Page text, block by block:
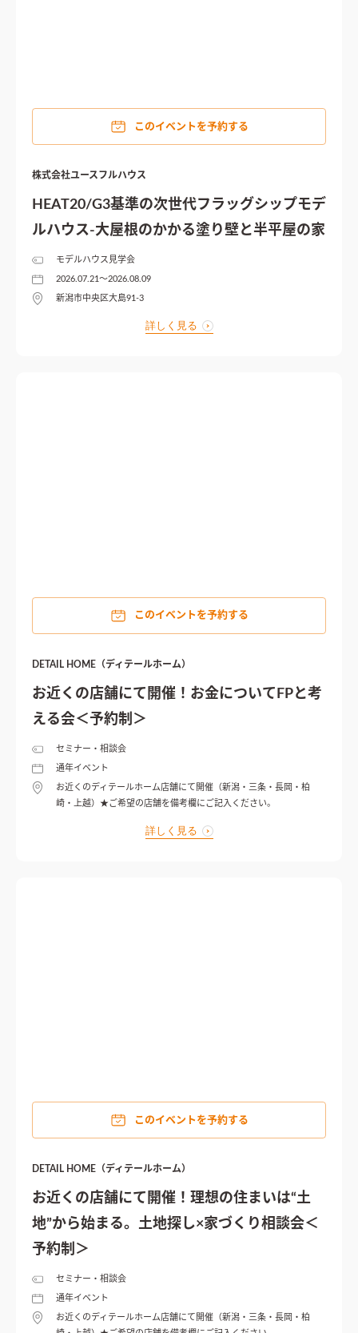
このイベントを予約する
株式会社ユースフルハウス
HEAT20/G3基準の次世代フラッグシップモデ
ルハウス-大屋根のかかる塗り壁と半平屋の家
モデルハウス見学会
2026.07.21〜2026.08.09
新潟市中央区大島91-3
詳しく見る
このイベントを予約する
DETAIL HOME（ディテールホーム）
お近くの店舗にて開催！お金についてFPと考
える会＜予約制＞
セミナー・相談会
通年イベント
お近くのディテールホーム店舗にて開催（新潟・三条・長岡・柏
崎・上越）★ご希望の店舗を備考欄にご記入ください。
詳しく見る
このイベントを予約する
DETAIL HOME（ディテールホーム）
お近くの店舗にて開催！理想の住まいは“土
地”から始まる。土地探し×家づくり相談会＜
予約制＞
セミナー・相談会
通年イベント
お近くのディテールホーム店舗にて開催（新潟・三条・長岡・柏